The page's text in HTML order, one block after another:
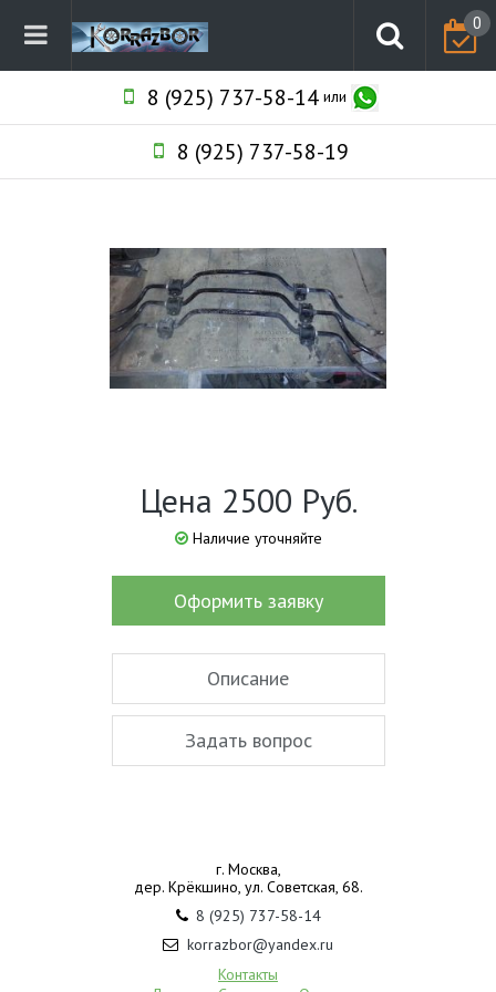
0
8 (925) 737-58-14или
8 (925) 737-58-19
Цена 2500 Руб.
Наличие уточняйте
Оформить заявку
Описание
Задать вопрос
г. Москва,
дер. Крёкшино, ул. Советская, 68.
8 (925) 737-58-14
korrazbor@yandex.ru
Контакты